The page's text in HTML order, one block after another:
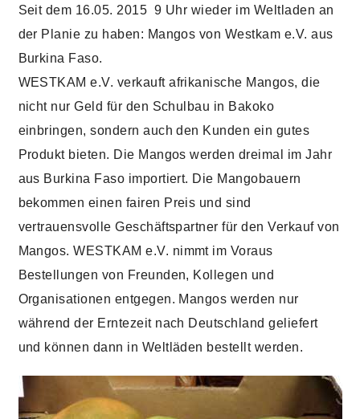
Seit dem 16.05. 2015 9 Uhr wieder im Weltladen an
der Planie zu haben: Mangos von Westkam e.V. aus
Burkina Faso.
WESTKAM e.V. verkauft afrikanische Mangos, die
nicht nur Geld für den Schulbau in Bakoko
einbringen, sondern auch den Kunden ein gutes
Produkt bieten. Die Mangos werden dreimal im Jahr
aus Burkina Faso importiert. Die Mangobauern
bekommen einen fairen Preis und sind
vertrauensvolle Geschäftspartner für den Verkauf von
Mangos. WESTKAM e.V. nimmt im Voraus
Bestellungen von Freunden, Kollegen und
Organisationen entgegen. Mangos werden nur
während der Erntezeit nach Deutschland geliefert
und können dann in Weltläden bestellt werden.